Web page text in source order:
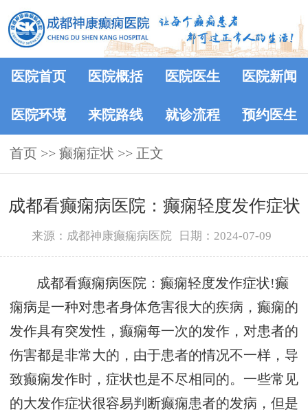
医院首页 医院概括 医院医生 医院新闻
医院环境 来院路线 就诊流程 预约医生
首页 >> 癫痫症状 >> 正文
成都看癫痫病医院：癫痫轻度发作症状
来源：成都神康癫痫病医院 日期：2024-07-09
成都看癫痫病医院：癫痫轻度发作症状!癫
痫病是一种对患者身体危害很大的疾病，癫痫的
发作具有突发性，癫痫每一次的发作，对患者的
伤害都是非常大的，由于患者的情况不一样，导
致癫痫发作时，症状也是不尽相同的。一些常见
的大发作症状很容易判断癫痫患者的发病，但是